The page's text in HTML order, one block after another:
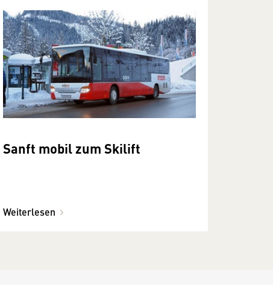
Sanft mobil zum Skilift
Weiterlesen